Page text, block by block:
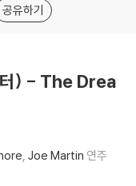
공유하기
) - The Drea
Joe Martin 연주